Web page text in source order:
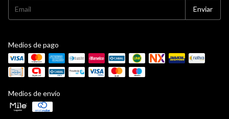
Medios de pago
Medios de envío